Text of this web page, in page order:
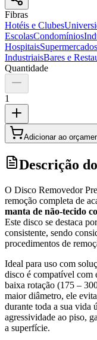
Fibras
Hotéis e Clubes
EscolasCondomínios
HospitaisSupermercados
IndustriaisBares e
Quantidade
1
Adicionar ao
Descrição
O Disco Removedor
remoção completa de
manta de não-tecido
Este disco se destaca
consistente, sendo
procedimentos de
Ideal para uso com
disco é compatível com
baixa rotação (175 –
maior diâmetro, ele
durante toda a sua vida
agressividade ao piso,
a superfície.